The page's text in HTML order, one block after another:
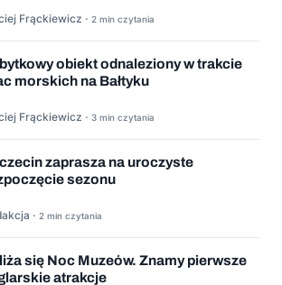
Frąckiewicz · 2 min czytania
obiekt odnaleziony w trakcie
morskich na Bałtyku
Frąckiewicz · 3 min czytania
zaprasza na uroczyste
sezonu
· 2 min czytania
się Noc Muzeów. Znamy pierwsze
atrakcje